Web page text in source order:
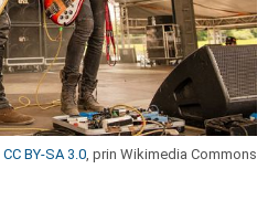
CC BY-SA 3.0, prin Wikimedia Commons